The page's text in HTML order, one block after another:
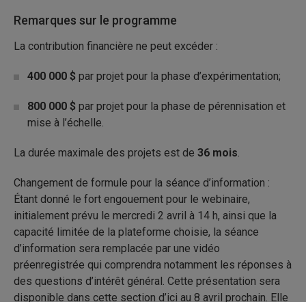
Remarques sur le programme
La contribution financière ne peut excéder :
400 000 $ par projet pour la phase d’expérimentation;
800 000 $ par projet pour la phase de pérennisation et
mise à l’échelle.
La durée maximale des projets est de 36 mois.
Changement de formule pour la séance d’information :
Étant donné le fort engouement pour le webinaire,
initialement prévu le mercredi 2 avril à 14 h, ainsi que la
capacité limitée de la plateforme choisie, la séance
d’information sera remplacée par une vidéo
préenregistrée qui comprendra notamment les réponses à
des questions d’intérêt général. Cette présentation sera
disponible dans cette section d’ici au 8 avril prochain. Elle